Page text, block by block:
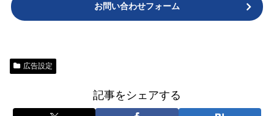
お問い合わせフォーム
広告設定
記事をシェアする